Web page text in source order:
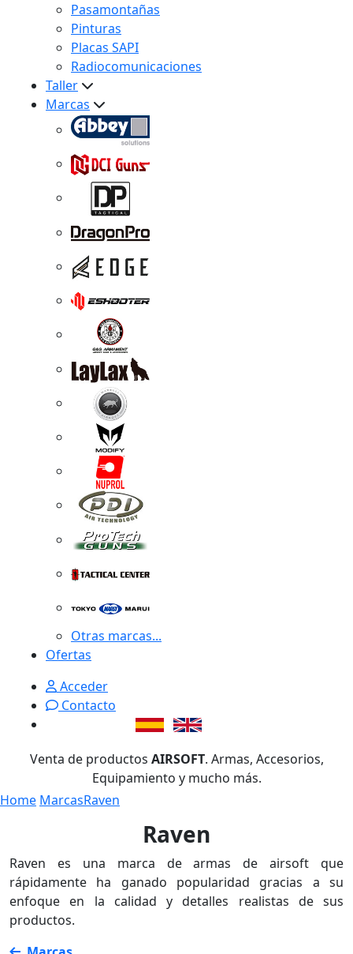
Pasamontañas
Pinturas
Placas SAPI
Radiocomunicaciones
Taller
Marcas
Otras marcas...
Ofertas
Acceder
Contacto
Venta de productos AIRSOFT. Armas, Accesorios,
Equipamiento y mucho más.
Home MarcasRaven
Raven
Raven es una marca de armas de airsoft que
rápidamente ha ganado popularidad gracias a su
enfoque en la calidad y detalles realistas de sus
productos.